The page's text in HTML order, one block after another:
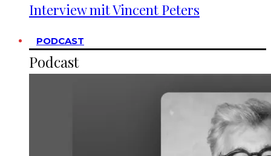
Interview mit Vincent Peters
PODCAST
Podcast